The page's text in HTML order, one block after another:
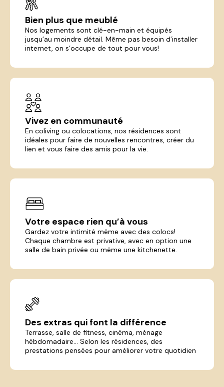
Bien plus que meublé
Nos logements sont clé-en-main et équipés
jusqu’au moindre détail. Même pas besoin d’installer
internet, on s’occupe de tout pour vous!
Vivez en communauté
En coliving ou colocations, nos résidences sont
idéales pour faire de nouvelles rencontres, créer du
lien et vous faire des amis pour la vie.
Votre espace rien qu’à vous
Gardez votre intimité même avec des colocs!
Chaque chambre est privative, avec en option une
salle de bain privée ou même une kitchenette.
Des extras qui font la différence
Terrasse, salle de fitness, cinéma, ménage
hébdomadaire... Selon les résidences, des
prestations pensées pour améliorer votre quotidien